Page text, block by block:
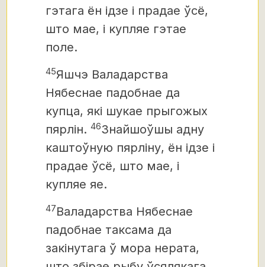
гэтага ён ідзе і прадае ўсё,
што мае, і купляе гэтае
поле.
45Яшчэ Валадарства
Нябеснае падобнае да
купца, які шукае прыгожых
пярлін. 46Знайшоўшы адну
каштоўную пярліну, ён ідзе і
прадае ўсё, што мае, і
купляе яе.
47Валадарства Нябеснае
падобнае таксама да
закінутага ў мора нерата,